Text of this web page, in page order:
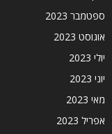
ספטמבר 2023
אוגוסט 2023
יולי 2023
יוני 2023
מאי 2023
אפריל 2023